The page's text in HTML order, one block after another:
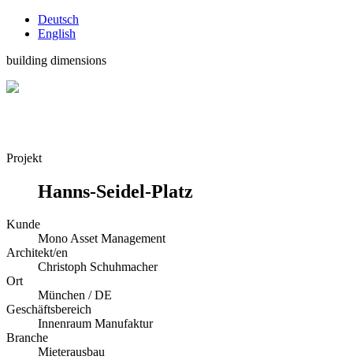
Deutsch
English
building dimensions
Projekt
Hanns-Seidel-Platz
Kunde
Mono Asset Management
Architekt/en
Christoph Schuhmacher
Ort
München / DE
Geschäftsbereich
Innenraum Manufaktur
Branche
Mieterausbau